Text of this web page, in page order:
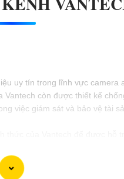
uy tín trong lĩnh vực
còn được thiết kế
việc giám sát và bảo vệ tài